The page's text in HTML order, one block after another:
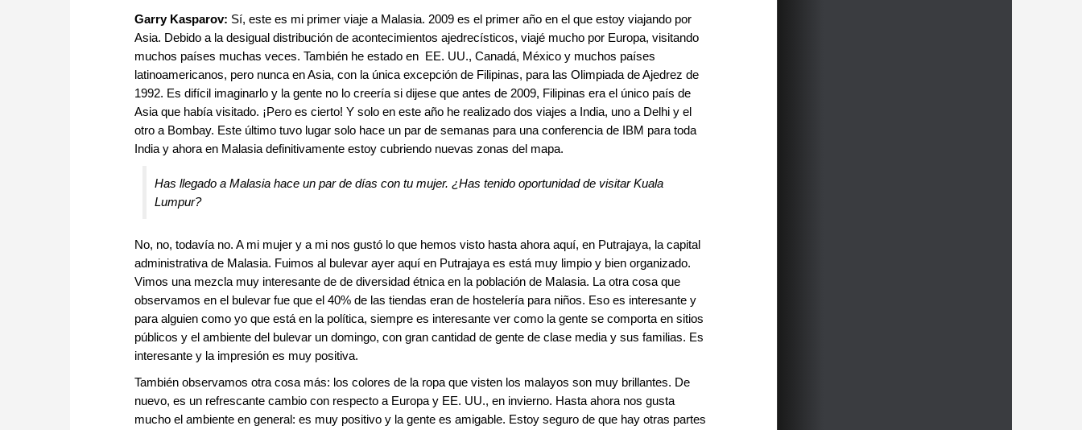
Garry Kasparov: Sí, este es mi primer viaje a Malasia. 2009 es el primer año en el que estoy viajando por
Asia. Debido a la desigual distribución de acontecimientos ajedrecísticos, viajé mucho por Europa, visitando
muchos países muchas veces. También he estado en EE. UU., Canadá, México y muchos países
latinoamericanos, pero nunca en Asia, con la única excepción de Filipinas, para las Olimpiada de Ajedrez de
1992. Es difícil imaginarlo y la gente no lo creería si dijese que antes de 2009, Filipinas era el único país de
Asia que había visitado. ¡Pero es cierto! Y solo en este año he realizado dos viajes a India, uno a Delhi y el
otro a Bombay. Este último tuvo lugar solo hace un par de semanas para una conferencia de IBM para toda
India y ahora en Malasia definitivamente estoy cubriendo nuevas zonas del mapa.
Has llegado a Malasia hace un par de días con tu mujer. ¿Has tenido oportunidad de visitar Kuala
Lumpur?
No, no, todavía no. A mi mujer y a mi nos gustó lo que hemos visto hasta ahora aquí, en Putrajaya, la capital
administrativa de Malasia. Fuimos al bulevar ayer aquí en Putrajaya es está muy limpio y bien organizado.
Vimos una mezcla muy interesante de de diversidad étnica en la población de Malasia. La otra cosa que
observamos en el bulevar fue que el 40% de las tiendas eran de hostelería para niños. Eso es interesante y
para alguien como yo que está en la política, siempre es interesante ver como la gente se comporta en sitios
públicos y el ambiente del bulevar un domingo, con gran cantidad de gente de clase media y sus familias. Es
interesante y la impresión es muy positiva.
También observamos otra cosa más: los colores de la ropa que visten los malayos son muy brillantes. De
nuevo, es un refrescante cambio con respecto a Europa y EE. UU., en invierno. Hasta ahora nos gusta
mucho el ambiente en general: es muy positivo y la gente es amigable. Estoy seguro de que hay otras partes